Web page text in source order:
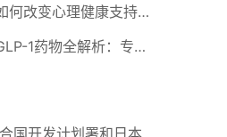
2026年技术如何改变心理健康支持的获取方式
2026年可用GLP-1药物全解析：专家指南
世卫组织、联合国开发计划署和日本在加纳启动人工智能健康计划 应对气候敏感性疾病并加强医疗服务